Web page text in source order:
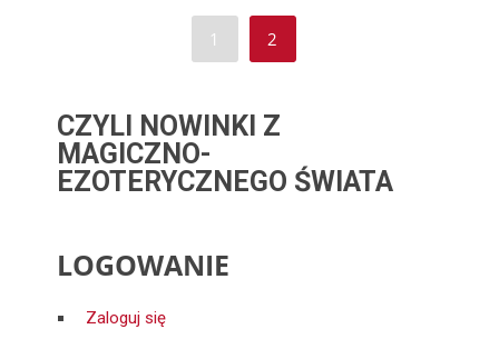
1 2
CZYLI NOWINKI Z
MAGICZNO-
EZOTERYCZNEGO ŚWIATA
LOGOWANIE
Zaloguj się